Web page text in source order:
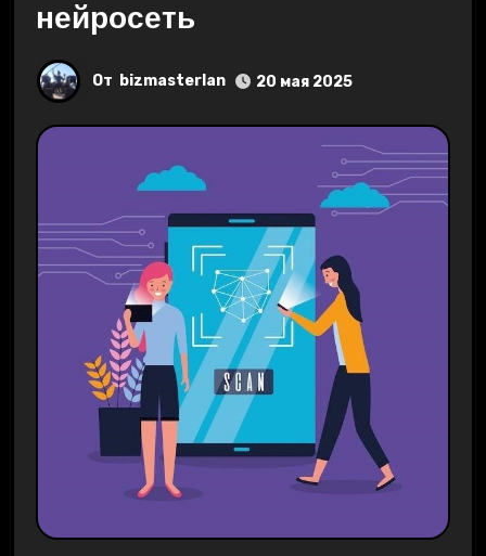
нейросеть
От bizmasterlan 20 мая 2025